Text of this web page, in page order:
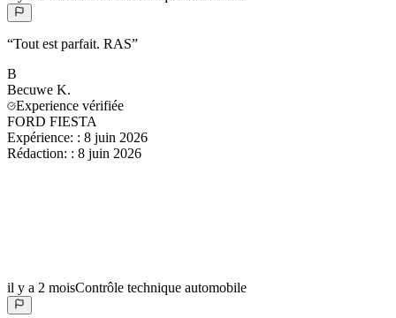
“Tout est parfait. RAS”
B
Becuwe K.
Experience vérifiée
FORD FIESTA
Expérience: : 8 juin 2026
Rédaction: : 8 juin 2026
il y a 2 moisContrôle technique automobile